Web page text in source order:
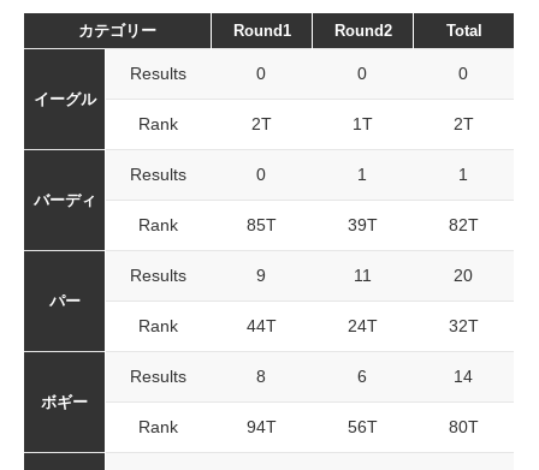
カテゴリー Round1 Round2 Total
イーグル
Results 0 0 0
Rank 2T 1T 2T
バーディ
Results 0 1 1
Rank 85T 39T 82T
パー
Results 9 11 20
Rank 44T 24T 32T
ボギー
Results 8 6 14
Rank 94T 56T 80T